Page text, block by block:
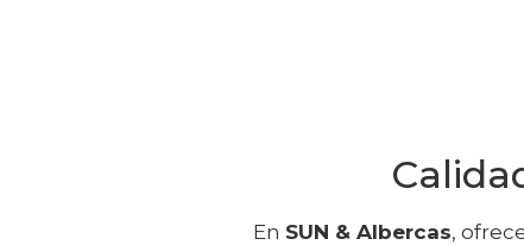
En SUN & Albercas,